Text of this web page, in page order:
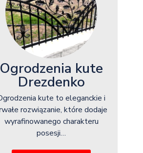
Ogrodzenia kute
Drezdenko
kute to eleganckie i
rozwiązanie, które dodaje
wyrafinowanego charakteru
posesji…